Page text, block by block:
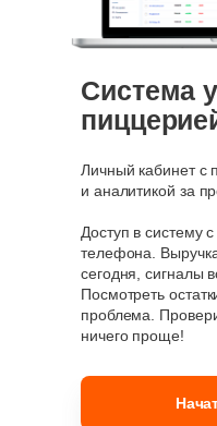
Система
Личный кабинет с
и аналитикой за
Доступ в систему
телефона.
сегодня, сигналы
Посмотреть
проблема.
ничего проще!